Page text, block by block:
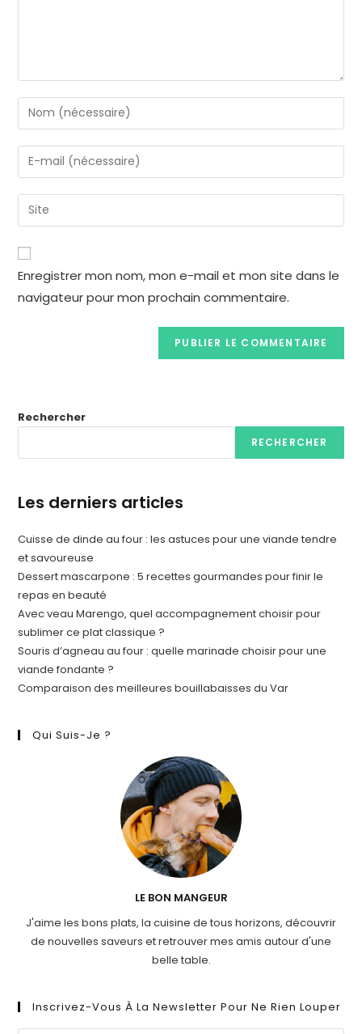
Enregistrer mon nom, mon e-mail et mon site dans le
navigateur pour mon prochain commentaire.
Rechercher
RECHERCHER
Les derniers articles
Cuisse de dinde au four : les astuces pour une viande tendre
et savoureuse
Dessert mascarpone : 5 recettes gourmandes pour finir le
repas en beauté
Avec veau Marengo, quel accompagnement choisir pour
sublimer ce plat classique ?
Souris d’agneau au four : quelle marinade choisir pour une
viande fondante ?
Comparaison des meilleures bouillabaisses du Var
Qui Suis-Je ?
LE BON MANGEUR
J'aime les bons plats, la cuisine de tous horizons, découvrir
de nouvelles saveurs et retrouver mes amis autour d'une
belle table.
Inscrivez-Vous À La Newsletter Pour Ne Rien Louper